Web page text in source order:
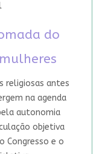
do
religiosas antes
na agenda
autonomia
objetiva
Congresso e o